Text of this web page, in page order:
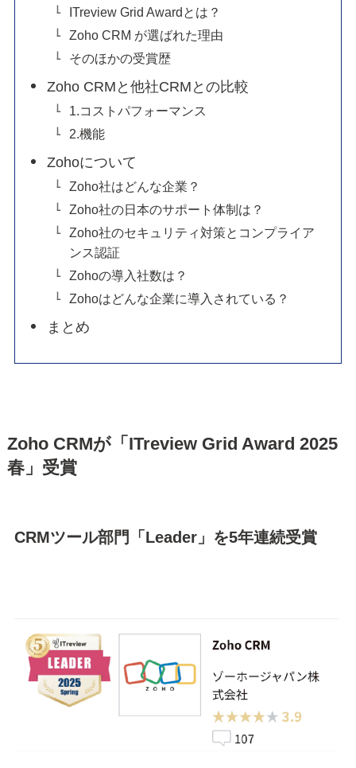
ITreview Grid Awardとは？
Zoho CRM が選ばれた理由
そのほかの受賞歴
Zoho CRMと他社CRMとの比較
1.コストパフォーマンス
2.機能
Zohoについて
Zoho社はどんな企業？
Zoho社の日本のサポート体制は？
Zoho社のセキュリティ対策とコンプライア
ンス認証
Zohoの導入社数は？
Zohoはどんな企業に導入されている？
まとめ
Zoho CRMが「ITreview Grid Award 2025
春」受賞
CRMツール部門「Leader」を5年連続受賞